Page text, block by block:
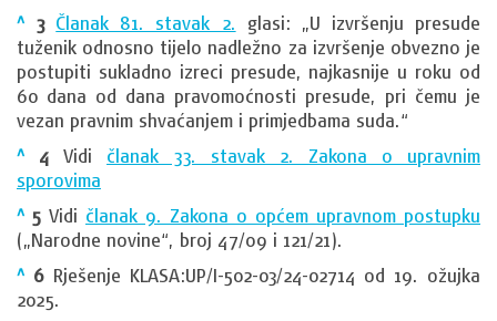
^ 3 Članak 81. stavak 2. glasi: „U izvršenju presude
tuženik odnosno tijelo nadležno za izvršenje obvezno je
postupiti sukladno izreci presude, najkasnije u roku od
60 dana od dana pravomoćnosti presude, pri čemu je
vezan pravnim shvaćanjem i primjedbama suda.“
^ 4 Vidi članak 33. stavak 2. Zakona o upravnim
sporovima
^ 5 Vidi članak 9. Zakona o općem upravnom postupku
(„Narodne novine“, broj 47/09 i 121/21).
^ 6 Rješenje KLASA:UP/I-502-03/24-02714 od 19. ožujka
2025.